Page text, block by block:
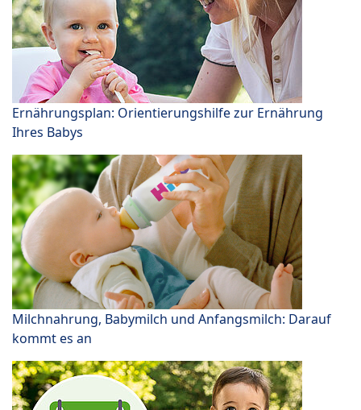
Ernährungsplan: Orientierungshilfe zur Ernährung
Ihres Babys
Milchnahrung, Babymilch und Anfangsmilch: Darauf
kommt es an